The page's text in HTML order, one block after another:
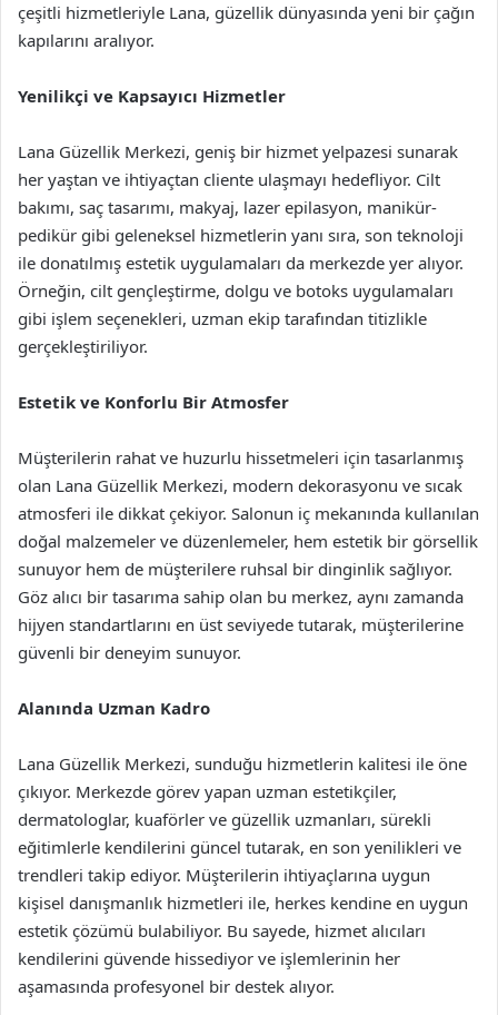
çeşitli hizmetleriyle Lana, güzellik dünyasında yeni bir çağın
kapılarını aralıyor.
Yenilikçi ve Kapsayıcı Hizmetler
Lana Güzellik Merkezi, geniş bir hizmet yelpazesi sunarak
her yaştan ve ihtiyaçtan cliente ulaşmayı hedefliyor. Cilt
bakımı, saç tasarımı, makyaj, lazer epilasyon, manikür-
pedikür gibi geleneksel hizmetlerin yanı sıra, son teknoloji
ile donatılmış estetik uygulamaları da merkezde yer alıyor.
Örneğin, cilt gençleştirme, dolgu ve botoks uygulamaları
gibi işlem seçenekleri, uzman ekip tarafından titizlikle
gerçekleştiriliyor.
Estetik ve Konforlu Bir Atmosfer
Müşterilerin rahat ve huzurlu hissetmeleri için tasarlanmış
olan Lana Güzellik Merkezi, modern dekorasyonu ve sıcak
atmosferi ile dikkat çekiyor. Salonun iç mekanında kullanılan
doğal malzemeler ve düzenlemeler, hem estetik bir görsellik
sunuyor hem de müşterilere ruhsal bir dinginlik sağlıyor.
Göz alıcı bir tasarıma sahip olan bu merkez, aynı zamanda
hijyen standartlarını en üst seviyede tutarak, müşterilerine
güvenli bir deneyim sunuyor.
Alanında Uzman Kadro
Lana Güzellik Merkezi, sunduğu hizmetlerin kalitesi ile öne
çıkıyor. Merkezde görev yapan uzman estetikçiler,
dermatologlar, kuaförler ve güzellik uzmanları, sürekli
eğitimlerle kendilerini güncel tutarak, en son yenilikleri ve
trendleri takip ediyor. Müşterilerin ihtiyaçlarına uygun
kişisel danışmanlık hizmetleri ile, herkes kendine en uygun
estetik çözümü bulabiliyor. Bu sayede, hizmet alıcıları
kendilerini güvende hissediyor ve işlemlerinin her
aşamasında profesyonel bir destek alıyor.